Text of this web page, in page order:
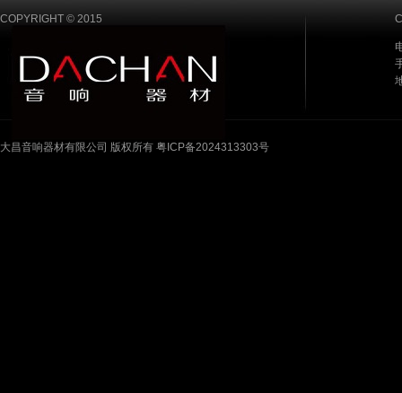
COPYRIGHT © 2015
大昌音响器材有限公司 版权所有 粤ICP备2024313303号